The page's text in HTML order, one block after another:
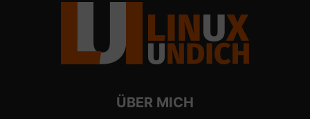
ÜBER MICH